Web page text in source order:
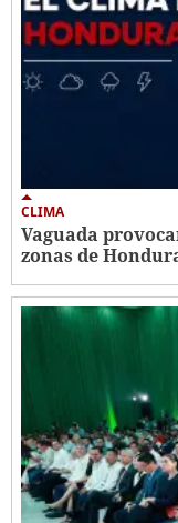
CLIMA
Vaguada
zonas de